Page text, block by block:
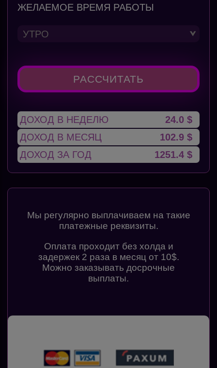
ЖЕЛАЕМОЕ ВРЕМЯ РАБОТЫ
РАССЧИТАТЬ
ДОХОД В НЕДЕЛЮ
24.0 $
ДОХОД В МЕСЯЦ
102.9 $
ДОХОД ЗА ГОД
1251.4 $
Мы регулярно выплачиваем на такие
платежные реквизиты.
Оплата проходит без холда и
задержек 2 раза в месяц от 10$.
Можно заказывать досрочные
выплаты.